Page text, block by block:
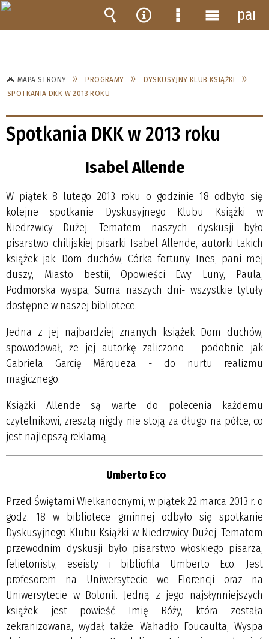
MAPA STRONY PROGRAMY
DYSKUSYJNY KLUB KSIĄŻKI
SPOTKANIA DKK W 2013 ROKU
Spotkania DKK w 2013 roku
Isabel Allende
W piątek 8 lutego 2013 roku o godzinie 18 odbyło się
kolejne spotkanie Dyskusyjnego Klubu Książki w
Niedrzwicy Dużej. Tematem naszych dyskusji było
pisarstwo chilijskiej pisarki Isabel Allende, autorki takich
książek jak: Dom duchów, Córka fortuny, Ines, pani mej
duszy, Miasto bestii, Opowieści Ewy Luny, Paula,
Podmorska wyspa, Suma naszych dni- wszystkie tytuły
dostępne w naszej bibliotece.
Jedna z jej najbardziej znanych książek Dom duchów,
spowodował, że jej autorkę zaliczono - podobnie jak
Gabriela Garcię Márqueza - do nurtu realizmu
magicznego.
Książki Allende są warte do polecenia każdemu
czytelnikowi, zresztą nigdy nie stoją za długo na półce, co
jest najlepszą reklamą.
Umberto Eco
Przed Świętami Wielkanocnymi, w piątek 22 marca 2013 r. o
godz. 18 w bibliotece gminnej odbyło się spotkanie
Dyskusyjnego Klubu Książki w Niedrzwicy Dużej. Tematem
przewodnim dyskusji było pisarstwo włoskiego pisarza,
felietonisty, eseisty i bibliofila Umberto Eco. Jest
profesorem na Uniwersytecie we Florencji oraz na
Uniwersytecie w Bolonii. Jedną z jego najsłynniejszych
książek jest powieść Imię Róży, która została
zekranizowana, wydał także: Wahadło Foucaulta, Wyspa
Wyszukiwarka
Narzędzia
MenuMenu